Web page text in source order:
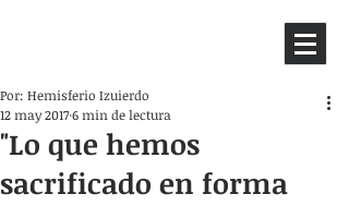
"Lo que hemos
sacrificado en forma
Por: Hemisferio Izuierdo
12 may 20176 min de lectura